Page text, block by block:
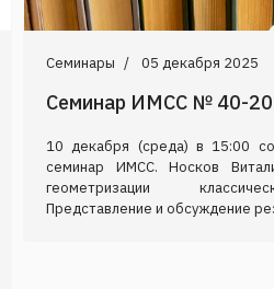
Семинары 05 декабря 2025
Семинар ИМСС № 40-
10 декабря (среда) в 15:00
семинар ИМСС. Носков
геометризации
Представление и обсуждение